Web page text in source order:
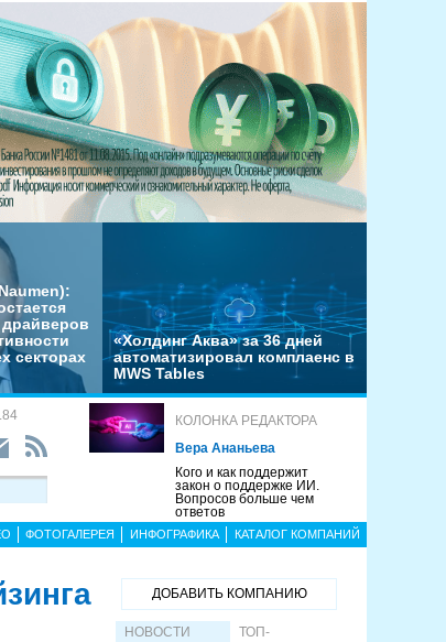
секторах
«Холдинг Аква» за 36 дней
автоматизировал комплаенс в
MWS Tables
КОЛОНКА РЕДАКТОРА
Вера Ананьева
Кого и как поддержит
закон о поддержке ИИ.
Вопросов больше чем
ответов
ФОТОГАЛЕРЕЯ ИНФОГРАФИКА КАТАЛОГ КОМПАНИЙ
ДОБАВИТЬ КОМПАНИЮ
НОВОСТИ
ТОП-